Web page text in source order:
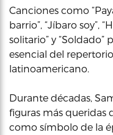
Canciones como
barrio”, “Jíbaro soy”,
solitario” y
esencial del
latinoamericano.
Durante décadas,
figuras más queridas
como símbolo de la